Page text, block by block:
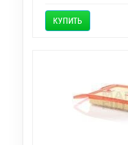
КУПИТЬ